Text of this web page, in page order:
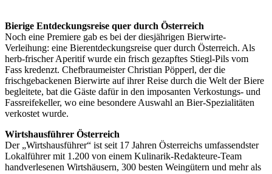
Bierige Entdeckungsreise quer durch Österreich
Noch eine Premiere gab es bei der diesjährigen Bierwirte-
Verleihung: eine Bierentdeckungsreise quer durch Österreich. Als
herb-frischer Aperitif wurde ein frisch gezapftes Stiegl-Pils vom
Fass kredenzt. Chefbraumeister Christian Pöpperl, der die
frischgebackenen Bierwirte auf ihrer Reise durch die Welt der Biere
begleitete, bat die Gäste dafür in den imposanten Verkostungs- und
Fassreifekeller, wo eine besondere Auswahl an Bier-Spezialitäten
verkostet wurde.
Wirtshausführer Österreich
Der „Wirtshausführer“ ist seit 17 Jahren Österreichs umfassendster
Lokalführer mit 1.200 von einem Kulinarik-Redakteure-Team
handverlesenen Wirtshäusern, 300 besten Weingütern und mehr als